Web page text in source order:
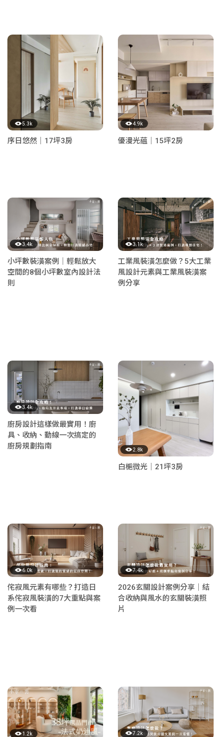
5.3k
序日悠然｜17坪3房
4.9k
優漫光藴｜15坪2房
3.4k
小坪數裝潢案例｜輕鬆放大
空間的8個小坪數室內設計法
則
3.1k
工業風裝潢怎麼做？5大工業
風設計元素與工業風裝潢案
例分享
3.4k
廚房設計這樣做最實用！廚
具、收納、動線一次搞定的
廚房規劃指南
2.8k
白梔微光｜21坪3房
6.0k
侘寂風元素有哪些？打造日
系侘寂風裝潢的7大重點與案
例一次看
7.4k
2026玄關設計案例分享｜結
合收納與風水的玄關裝潢照
片
1.2k 7.2k